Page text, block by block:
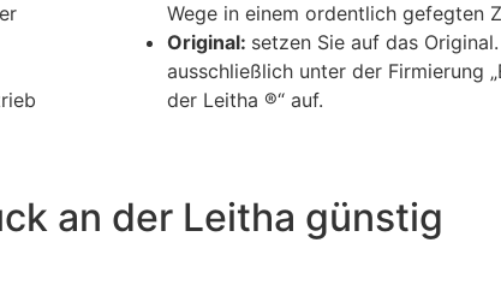
Wege in einem ordentlich gefegten
Original: setzen Sie auf das
ausschließlich unter der Firmierung
der Leitha ®“ auf.
an der Leitha günstig